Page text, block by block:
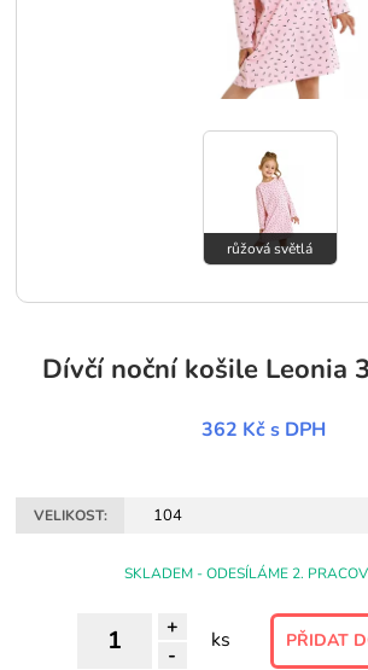
růžová světlá
Dívčí noční košile Leonia
362 Kč s DPH
VELIKOST:
SKLADEM - ODESÍLÁME 2.
+
-
ks